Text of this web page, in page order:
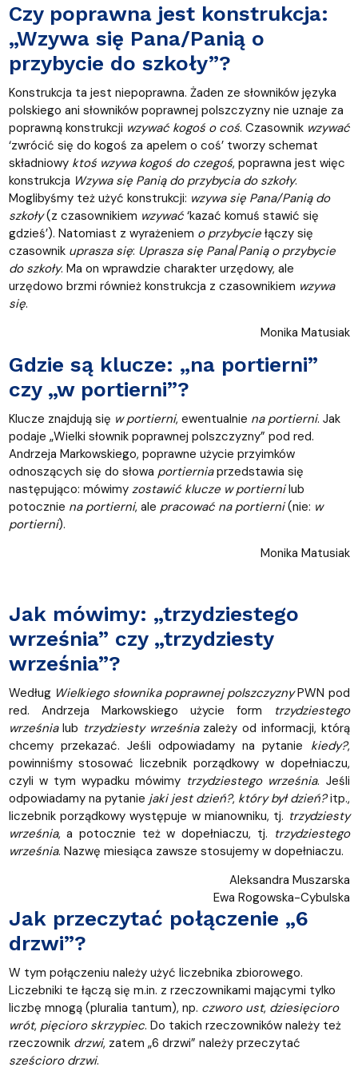
Czy poprawna jest konstrukcja:
„Wzywa się Pana/Panią o
przybycie do szkoły”?
Konstrukcja ta jest niepoprawna. Żaden ze słowników języka
polskiego ani słowników poprawnej polszczyzny nie uznaje za
poprawną konstrukcji wzywać kogoś o coś. Czasownik wzywać
‘zwrócić się do kogoś za apelem o coś’ tworzy schemat
składniowy ktoś wzywa kogoś do czegoś, poprawna jest więc
konstrukcja Wzywa się Panią do przybycia do szkoły.
Moglibyśmy też użyć konstrukcji: wzywa się Pana/Panią do
szkoły(z czasownikiem wzywać‘kazać komuś stawić się
gdzieś’). Natomiast z wyrażeniem o przybyciełączy się
czasownik uprasza się: Uprasza się Pana/Panią o przybycie
do szkoły. Ma on wprawdzie charakter urzędowy, ale
urzędowo brzmi również konstrukcja z czasownikiem wzywa
się.
Monika Matusiak
Gdzie są klucze: „na portierni”
czy „w portierni”?
Klucze znajdują się w portierni, ewentualnie na portierni. Jak
podaje „Wielki słownik poprawnej polszczyzny” pod red.
Andrzeja Markowskiego, poprawne użycie przyimków
odnoszących się do słowa portierniaprzedstawia się
następująco: mówimy zostawić klucze w portiernilub
potocznie na portierni, ale pracować na portierni(nie: w
portierni).
Monika Matusiak
Jak mówimy: „trzydziestego
września” czy „trzydziesty
września”?
Według Wielkiego słownika poprawnej polszczyznyPWN pod
red. Andrzeja Markowskiego użycie form
trzydziestego
wrześnialub trzydziesty wrześniazależy od informacji, którą
chcemy przekazać. Jeśli odpowiadamy na pytanie kiedy?,
powinniśmy stosować liczebnik porządkowy w dopełniaczu,
czyli w tym wypadku mówimy trzydziestego września. Jeśli
odpowiadamy na pytanie jaki jest dzień?, który był dzień?itp.,
liczebnik porządkowy występuje w mianowniku, tj. trzydziesty
września, a potocznie też w dopełniaczu, tj. trzydziestego
września. Nazwę miesiąca zawsze stosujemy w dopełniaczu.
Aleksandra Muszarska
Ewa Rogowska-Cybulska
Jak przeczytać połączenie „6
drzwi”?
W tym połączeniu należy użyć liczebnika zbiorowego.
Liczebniki te łączą się m.in. z rzeczownikami mającymi tylko
liczbę mnogą (pluralia tantum), np. czworo ust, dziesięcioro
wrót, pięcioro skrzypiec. Do takich rzeczowników należy też
rzeczownik drzwi, zatem „6 drzwi” należy przeczytać
sześcioro drzwi.